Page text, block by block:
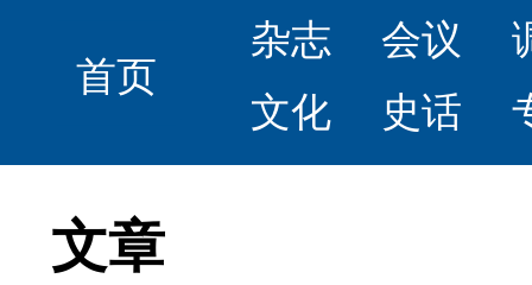
首页
杂志 会议
文化
史话
文章